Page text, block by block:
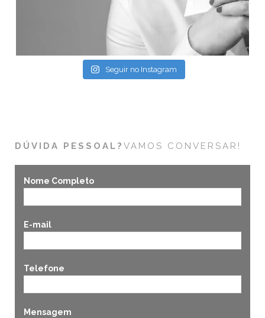
Seguir no Instagram
DÚVIDA PESSOAL? VAMOS CONVERSAR!
Nome Completo
E-mail
Telefone
Mensagem